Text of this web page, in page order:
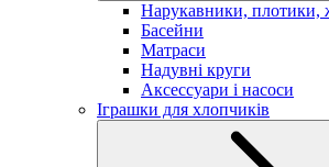
Нарукавники, плотики,
Басейни
Матраси
Надувні круги
Аксессуари і насоси
Іграшки для хлопчиків